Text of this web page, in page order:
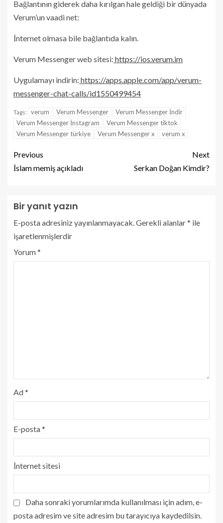
Bağlantının giderek daha kırılgan hale geldiği bir dünyada
Verum’un vaadi net:
İnternet olmasa bile bağlantıda kalın.
Verum Messenger web sitesi: https://ios.verum.im
Uygulamayı indirin: https://apps.apple.com/app/verum-
messenger-chat-calls/id1550499454
Tags: verum Verum Messenger
Verum Messenger İndir
Verum Messenger İnstagram
Verum Messenger tiktok
Verum Messenger türkiye
Verum Messenger x verum x
Previous
İslam memiş açıkladı
Next
Serkan Doğan Kimdir?
Bir yanıt yazın
E-posta adresiniz yayınlanmayacak. Gerekli alanlar* ile
işaretlenmişlerdir
Yorum*
Ad*
E-posta*
İnternet sitesi
Daha sonraki yorumlarımda kullanılması için adım, e-
posta adresim ve site adresim bu tarayıcıya kaydedilsin.